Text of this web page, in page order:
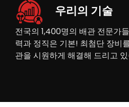
우리의 기술
전국의 1,400명의 배관 전문가
력과 정직은 기본! 최첨단 장비
관을 시원하게 해결해 드리고